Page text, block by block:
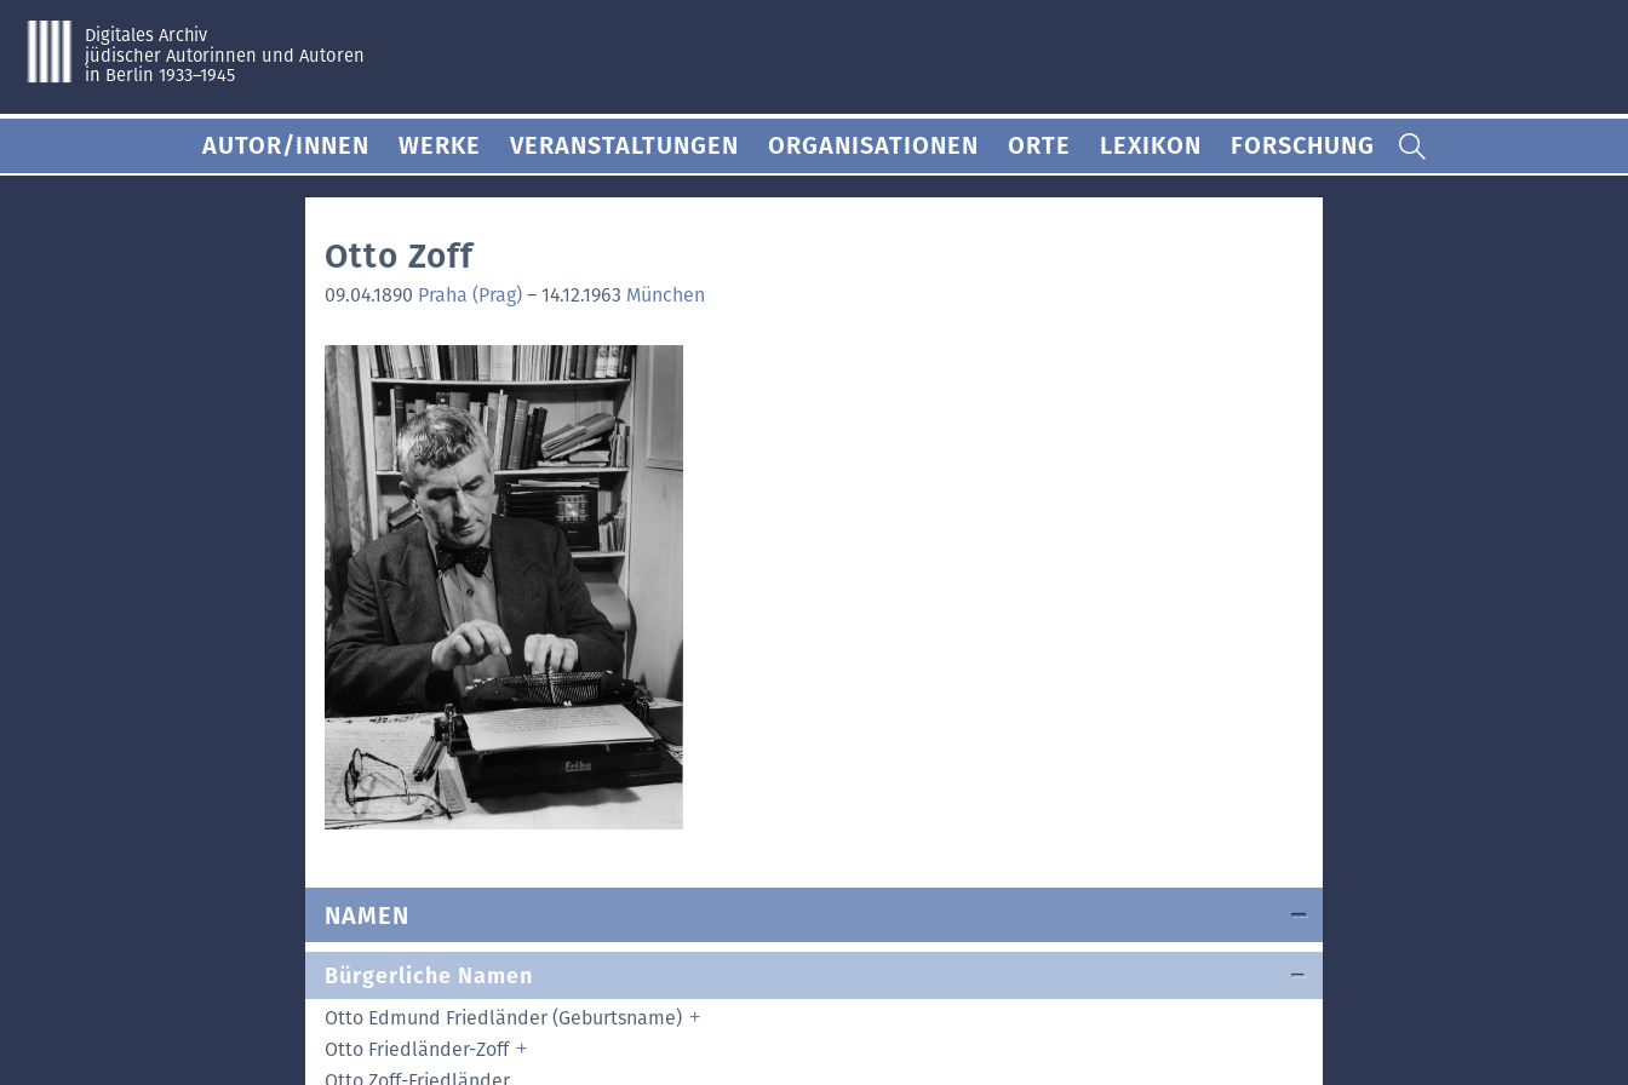
Digitales Archiv
jüdischer Autorinnen und Autoren
in Berlin 1933–1945
AUTOR/INNEN WERKE VERANSTALTUNGEN ORGANISATIONEN ORTE LEXIKON FORSCHUNG
Otto Zoff
09.04.1890 Praha (Prag) – 14.12.1963 München
NAMEN
Bürgerliche Namen
Otto Edmund Friedländer (Geburtsname)
Otto Friedländer-Zoff